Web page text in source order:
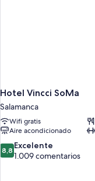
Hotel Vincci SoMa
Salamanca
Wifi gratis
Aire acondicionado
8.8
sobre
8,8 Excelente
1.009 comentarios